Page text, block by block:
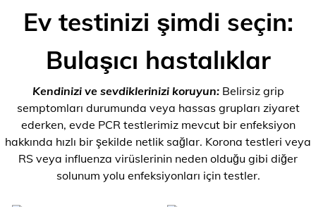
Ev testinizi şimdi seçin:
Bulaşıcı hastalıklar
Kendinizi ve sevdiklerinizi koruyun:Belirsiz grip
semptomları durumunda veya hassas grupları ziyaret
ederken, evde PCR testlerimiz mevcut bir enfeksiyon
hakkında hızlı bir şekilde netlik sağlar. Korona testleri veya
RS veya influenza virüslerinin neden olduğu gibi diğer
solunum yolu enfeksiyonları için testler.